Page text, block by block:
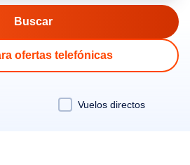
ofertas telefónicas
Vuelos directos